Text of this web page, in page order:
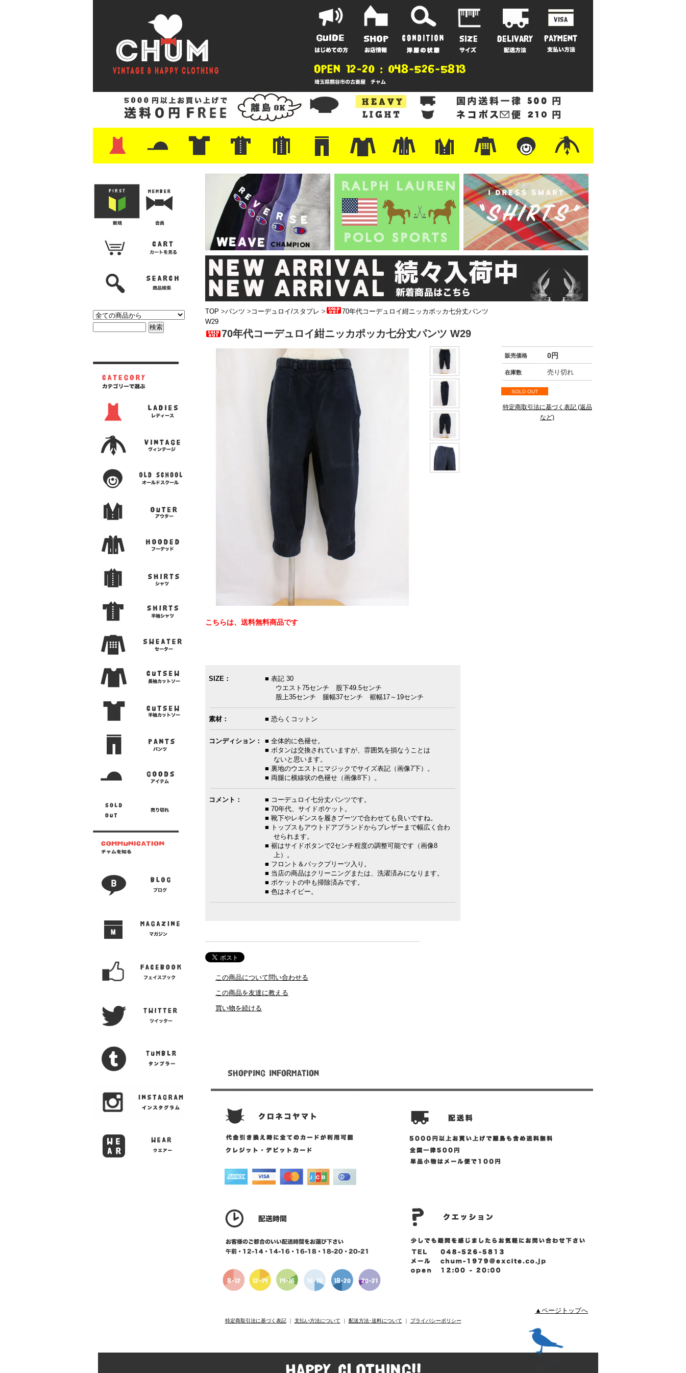
・レザーシューズ/スニーカー
・プリントTシャツ
・バンド/ツアー
・キャラクター
・Nike/adidas/スポーツ
・チャンピオン
・サーフ/スケート
・ボーダー/総柄/無地
・フットボール/リンガー
・タンクトップ/NBA・ポロシャツ
・半袖シャツ
・アロハ/サーフ/ボーリング
・ラルフ/ブランド
・無地/チェック/ストライプ
・ワーク/ミリタリー/ウエスタ
・ネル/ウール ・ショートパンツ
・アウトドア/グラミチ
・ジーンズ/ペインター
・Levi's RED
・ミリタリー/ワーク
・コーデュロイ/スタプレ
・コットン/スラックス/チノ
・オーバーオール/つなぎ
・ジャージ/スウェット/ナイロ
ン
・セントジェームス/ルミノア
・ロンT/サーマル/ラグビー・プリント/半袖/スウェット
・チャンピオン/リバース
・パーカー ・デニム/コットン
・アウトドア/フリース
・ジャージ/ナイロン
・ミリタリー/ワーク
・ウール/レザー
・スーツ/ジレ
TOP >パンツ > コーデュロイ/スタプレ >
70年代コーデュロイ紺ニッカポッカ七分丈パンツ
W29
70年代コーデュロイ紺ニッカポッカ七分丈パンツ W29
販売価格 0円
在庫数 売り切れ
SOLD OUT
特定商取引法に基づく表記 (返品
など)
こちらは、送料無料商品です
SIZE：
■ 表記 30
ウエスト75センチ 股下49.5センチ
股上35センチ 腿幅37センチ 裾幅17～19センチ
素材： ■ 恐らくコットン
コンディション：
■ 全体的に色褪せ。
■ ボタンは交換されていますが、雰囲気を損なうことは
ないと思います。
■ 裏地のウエストにマジックでサイズ表記（画像7下）。
■ 両腿に横線状の色褪せ（画像8下）。
コメント：
■ コーデュロイ七分丈パンツです。
■ 70年代、サイドポケット。
■ 靴下やレギンスを履きブーツで合わせても良いですね。
■ トップスもアウトドアブランドからブレザーまで幅広く合わ
せられます。
■ 裾はサイドボタンで2センチ程度の調整可能です（画像8
上）。
■ フロント＆バックプリーツ入り。
■ 当店の商品はクリーニングまたは、洗濯済みになります。
■ ポケットの中も掃除済みです。
■ 色はネイビー。
この商品について問い合わせる
この商品を友達に教える
買い物を続ける
▲ページトップへ
特定商取引法に基づく表記｜ 支払い方法について ｜ 配送方法･送料について ｜ プライバシーポリシー